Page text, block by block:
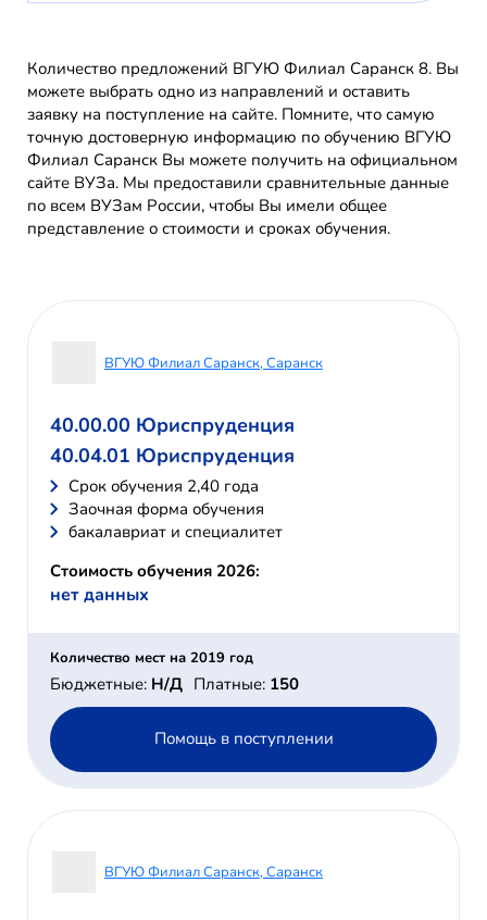
Количество предложений ВГУЮ Филиал Саранск 8. Вы
можете выбрать одно из направлений и оставить
заявку на поступление на сайте. Помните, что самую
точную достоверную информацию по обучению ВГУЮ
Филиал Саранск Вы можете получить на официальном
сайте ВУЗа. Мы предоставили сравнительные данные
по всем ВУЗам России, чтобы Вы имели общее
представление о стоимости и сроках обучения.
ВГУЮ Филиал Саранск, Саранск
40.00.00 Юриспруденция
40.04.01 Юриспруденция
Cрок обучения 2,40 года
Заочная форма обучения
бакалавриат и специалитет
Стоимость обучения 2026:
нет данных
Количество мест на 2019 год
Бюджетные: Н/Д Платные: 150
Помощь в поступлении
ВГУЮ Филиал Саранск, Саранск